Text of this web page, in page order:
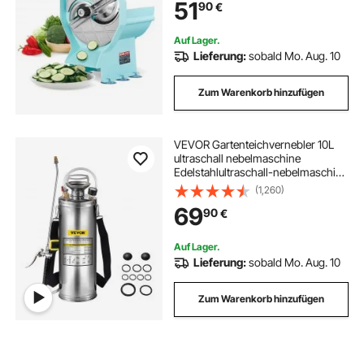
Lebensmittelschneider mit
Edelstahlklinge für Gurken,
Zitronen, Tomaten
5190€
Auf Lager.
Lieferung:sobald Mo. Aug. 10
Zum Warenkorb hinzufügen
VEVOR Gartenteichvernebler 10L
ultraschall nebelmaschine
Edelstahlultraschall-nebelmaschine
geeignet für Haus, Garten,
Touristenfahrzeuge,
Spezialfahrzeuge Schiffe,
Fahrzeugreinigung, Teppichreinig
(1,260)
6990€
Auf Lager.
Lieferung:sobald Mo. Aug. 10
Zum Warenkorb hinzufügen